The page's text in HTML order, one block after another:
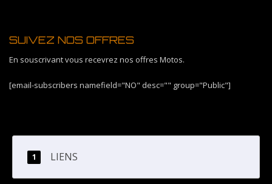
SUIVEZ NOS OFFRES
En souscrivant vous recevrez nos offres Motos.
[email-subscribers namefield="NO" desc="" group="Public"]
LIENS